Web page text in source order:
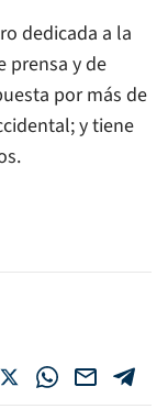
dedicada a la
prensa y de
por más de
y tiene